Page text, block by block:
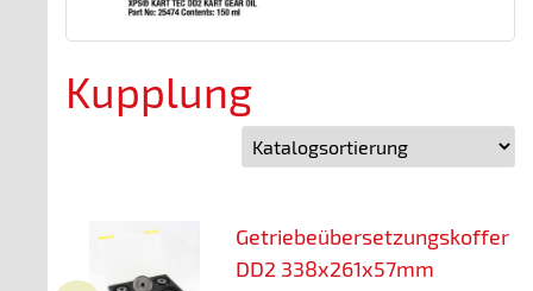
Kupplung
Getriebeübersetzungskoffer
DD2 338x261x57mm